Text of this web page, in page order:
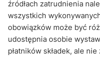
źródłach zatrudnienia
wszystkich
obowiązków może być
udostępnia osobie
płatników składek, ale